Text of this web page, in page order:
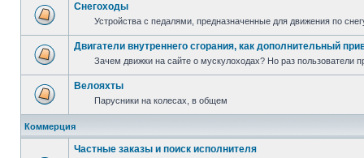
Снегоходы
Устройства с педалями, предназначенные для движения по
Двигатели внутреннего сгорания, как дополнительный
Зачем движки на сайте о мускулоходах? Но раз пользователи
Велояхты
Парусники на колесах, в общем
Коммерция
Частные заказы и поиск исполнителя